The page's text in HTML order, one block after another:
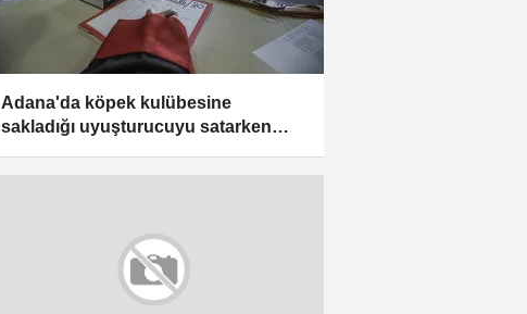
Adana'da köpek kulübesine
sakladığı uyuşturucuyu satarken